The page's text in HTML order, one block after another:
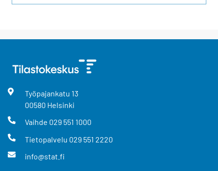
Työpajankatu 13
00580 Helsinki
Vaihde 029 551 1000
Tietopalvelu 029 551 2220
info@stat.fi